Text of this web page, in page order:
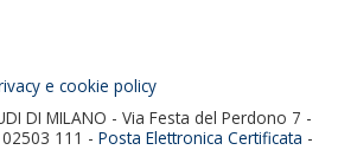
e cookie policy
DI MILANO - Via Festa del Perdono 7 -
111 - Posta Elettronica Certificata -